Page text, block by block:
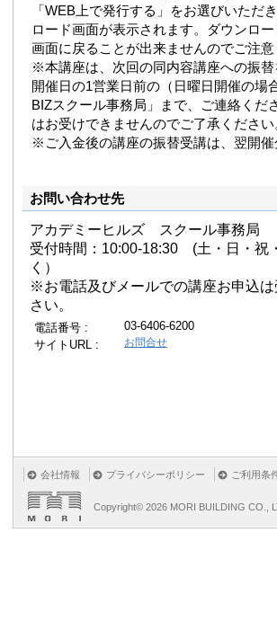
「WEB上で発行する」をお選びいただ
ロード画面が表示されます。ダウンロ
画面に戻ることが出来ませんのでご注意
※本講座は、次回の同内容講座への振
開催日の1営業日前の（日曜日開催の場
BIZスクール事務局」まで、ご連絡くだ
はお受けできませんのでご了承ください
※ご入金後の講座の振替受講は、翌開
お問い合わせ先
アカデミーヒルズ スクール事務局
受付時間：10:00-18:30 (土・日・祝
く
※お電話及びメールでの講座お申込
さい。
電話番号 :
03-6406-6200
サイトURL :
お問合せ
会社情報 プライバシーポリシー ご利用条
Copyright© 2026 MORI BUILDING CO.,